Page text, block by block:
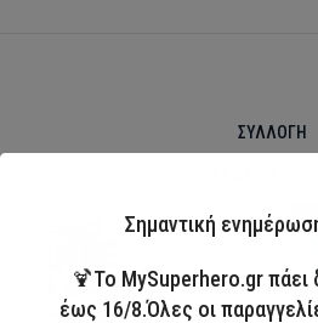
ΣΥΛΛΟΓΗ
Σημαντική
🍹Το MySuperhero.gr πάει
έως 16/8.Όλες οι